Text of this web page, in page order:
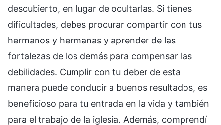
descubierto, en lugar de ocultarlas. Si tienes
dificultades, debes procurar compartir con tus
hermanos y hermanas y aprender de las
fortalezas de los demás para compensar las
debilidades. Cumplir con tu deber de esta
manera puede conducir a buenos resultados, es
beneficioso para tu entrada en la vida y también
para el trabajo de la iglesia. Además, comprendí